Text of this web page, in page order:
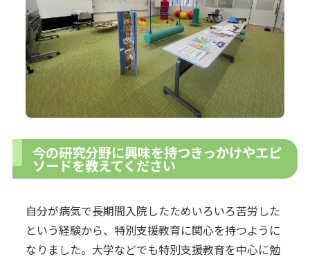
今の研究分野に興味を持つきっかけやエピ
ソードを教えてください
自分が病気で長期間入院したためいろいろ苦労した
という経験から、特別支援教育に関心を持つように
なりました。大学などでも特別支援教育を中心に勉